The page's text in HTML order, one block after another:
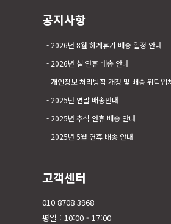
공지사항
2026년 8월 하계휴가 배송 일정 안내
2026년 설 연휴 배송 안내
개인정보 처리방침 개정 및 배송 위탁업
2025년 연말 배송안내
2025년 추석 연휴 배송 안내
2025년 5월 연휴 배송 안내
고객센터
010 8708 3968
평일 : 10:00 - 17:00